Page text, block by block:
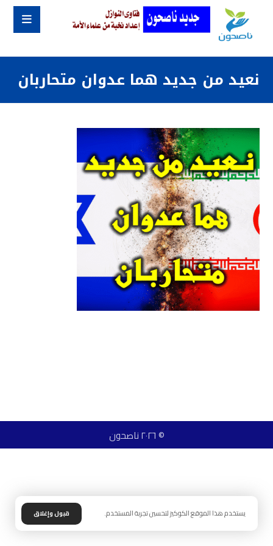
نعيد من جديد هما عدوان متحاربان
© ٢٠٢٦ ناصحون
يستخدم هذا الموقع الكوكيز لتحسين تجربة المستخدم. قبول وإغلاق